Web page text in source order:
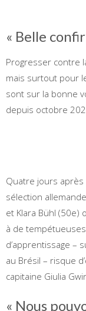
« Belle
Progresser contre
mais surtout pour
sont sur la bonne
depuis octobre
Quatre jours après
sélection
et Klara Bühl (50e)
à de
d’apprentissage –
au Brésil – risque
capitaine Giulia
« Nous